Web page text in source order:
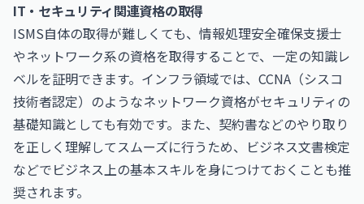
IT・セキュリティ関連資格の取得
ISMS自体の取得が難しくても、情報処理安全確保支援士
やネットワーク系の資格を取得することで、一定の知識レ
ベルを証明できます。インフラ領域では、 CCNA（シスコ
技術者認定） のようなネットワーク資格がセキュリティの
基礎知識としても有効です。また、契約書などのやり取り
を正しく理解してスムーズに行うため、 ビジネス文書検定
などでビジネス上の基本スキルを身につけておくことも推
奨されます。